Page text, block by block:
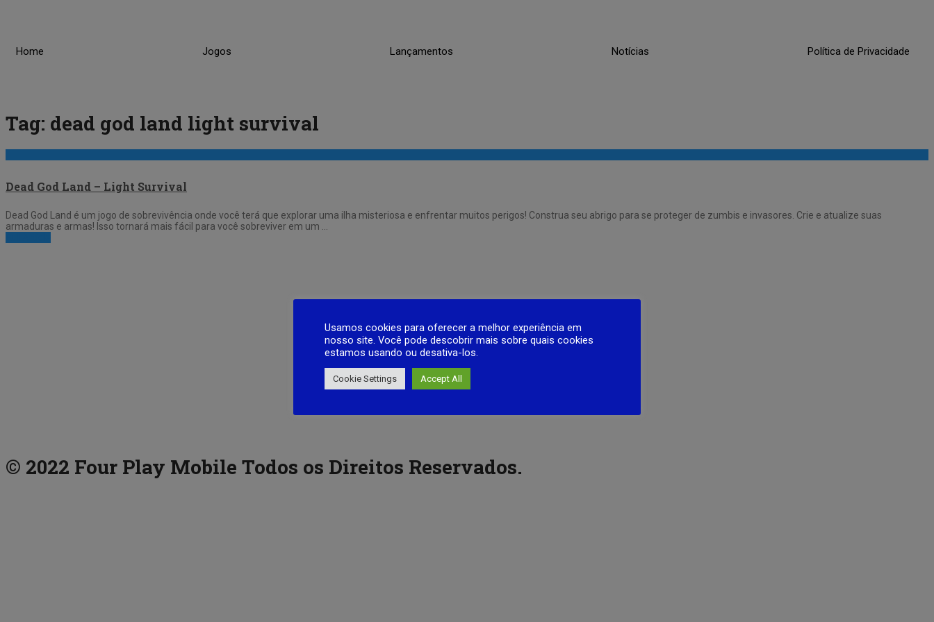
Home Jogos Lançamentos Notícias Política de Privacidade
Tag: dead god land light survival
Dead God Land – Light Survival
Dead God Land é um jogo de sobrevivência onde você terá que explorar uma ilha misteriosa e enfrentar muitos perigos! Construa seu abrigo para se proteger de zumbis e invasores. Crie e atualize suas
armaduras e armas! Isso tornará mais fácil para você sobreviver em um …
© 2022 Four Play Mobile Todos os Direitos Reservados.
Usamos cookies para oferecer a melhor experiência em
nosso site. Você pode descobrir mais sobre quais cookies
estamos usando ou desativa-los.
Cookie Settings Accept All